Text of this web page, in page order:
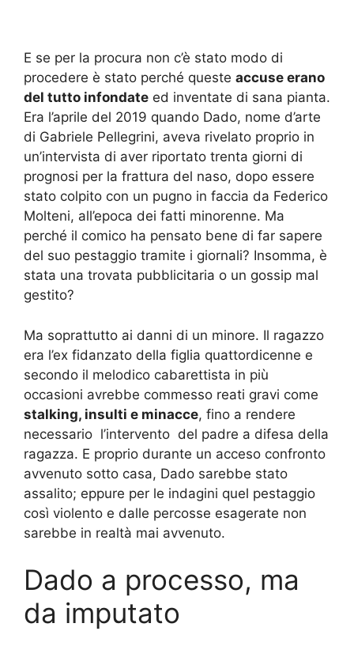
E se per la procura non c’è stato modo di
procedere è stato perché queste accuse erano
del tutto infondate ed inventate di sana pianta.
Era l’aprile del 2019 quando Dado, nome d’arte
di Gabriele Pellegrini, aveva rivelato proprio in
un’intervista di aver riportato trenta giorni di
prognosi per la frattura del naso, dopo essere
stato colpito con un pugno in faccia da Federico
Molteni, all’epoca dei fatti minorenne. Ma
perché il comico ha pensato bene di far sapere
del suo pestaggio tramite i giornali? Insomma, è
stata una trovata pubblicitaria o un gossip mal
gestito?
Ma soprattutto ai danni di un minore. Il ragazzo
era l’ex fidanzato della figlia quattordicenne e
secondo il melodico cabarettista in più
occasioni avrebbe commesso reati gravi come
stalking, insulti e minacce, fino a rendere
necessario l’intervento del padre a difesa della
ragazza. E proprio durante un acceso confronto
avvenuto sotto casa, Dado sarebbe stato
assalito; eppure per le indagini quel pestaggio
così violento e dalle percosse esagerate non
sarebbe in realtà mai avvenuto.
Dado a processo, ma
da imputato